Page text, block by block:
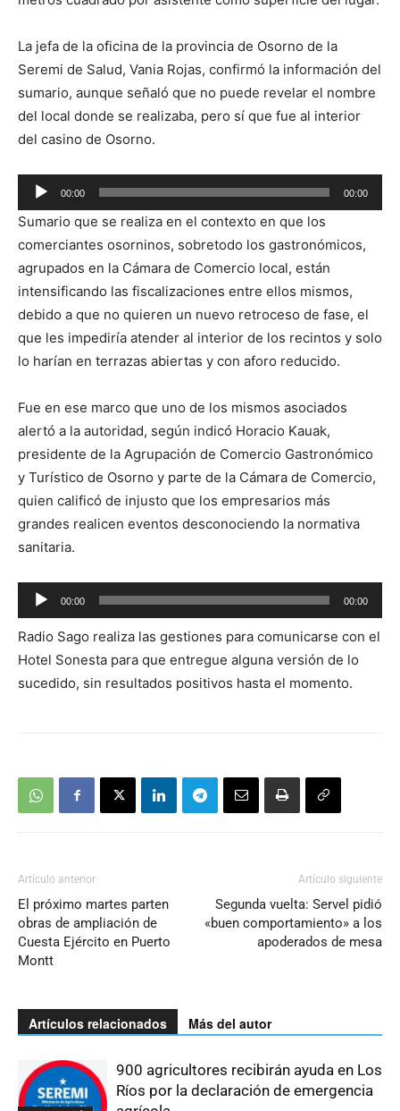
La jefa de la oficina de la provincia de Osorno de la
Seremi de Salud, Vania Rojas, confirmó la información del
sumario, aunque señaló que no puede revelar el nombre
del local donde se realizaba, pero sí que fue al interior
del casino de Osorno.
Reproductor
de
audio
00:00 00:00
Sumario que se realiza en el contexto en que los
comerciantes osorninos, sobretodo los gastronómicos,
agrupados en la Cámara de Comercio local, están
intensificando las fiscalizaciones entre ellos mismos,
debido a que no quieren un nuevo retroceso de fase, el
que les impediría atender al interior de los recintos y solo
lo harían en terrazas abiertas y con aforo reducido.
Fue en ese marco que uno de los mismos asociados
alertó a la autoridad, según indicó Horacio Kauak,
presidente de la Agrupación de Comercio Gastronómico
y Turístico de Osorno y parte de la Cámara de Comercio,
quien calificó de injusto que los empresarios más
grandes realicen eventos desconociendo la normativa
sanitaria.
Reproductor
de
audio
00:00 00:00
Radio Sago realiza las gestiones para comunicarse con el
Hotel Sonesta para que entregue alguna versión de lo
sucedido, sin resultados positivos hasta el momento.
Artículo anterior
El próximo martes parten
obras de ampliación de
Cuesta Ejército en Puerto
Montt
Artículo siguiente
Segunda vuelta: Servel pidió
«buen comportamiento» a los
apoderados de mesa
Artículos relacionados Más del autor
900 agricultores recibirán ayuda en Los
Ríos por la declaración de emergencia